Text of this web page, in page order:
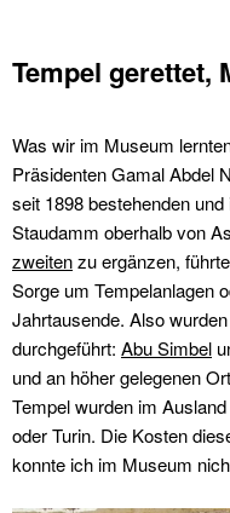
Tempel gerettet,
Was wir im Museum
Präsidenten Gamal Abdel
seit 1898 bestehenden
Staudamm oberhalb von
zweitenzu ergänzen,
Sorge um Tempelanlagen
Jahrtausende. Also
durchgeführt: Abu Simbel
und an höher gelegenen
Tempel wurden im
oder Turin. Die Kosten
konnte ich im Museum